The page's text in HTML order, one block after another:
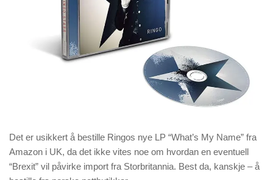
Det er usikkert å bestille Ringos nye LP “What’s My Name” fra
Amazon i UK, da det ikke vites noe om hvordan en eventuell
“Brexit” vil påvirke import fra Storbritannia. Best da, kanskje – å